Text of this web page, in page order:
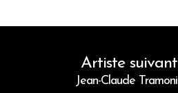
Artiste suivant
Jean-Claude Tramoni